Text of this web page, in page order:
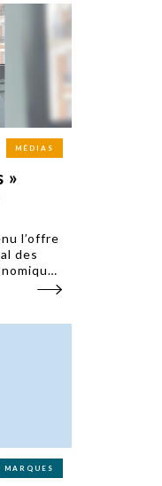
MÉDIAS
»
l’offre
des
MARQUES